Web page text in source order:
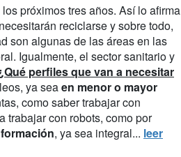
próximos tres años. Así lo afirma
reciclarse y sobre todo,
son algunas de las áreas en las
Igualmente, el sector sanitario y
perfiles que van a necesitar
ya seaen menor o mayor
como saber trabajar con
trabajar con robots, como por
, ya sea integral... leer